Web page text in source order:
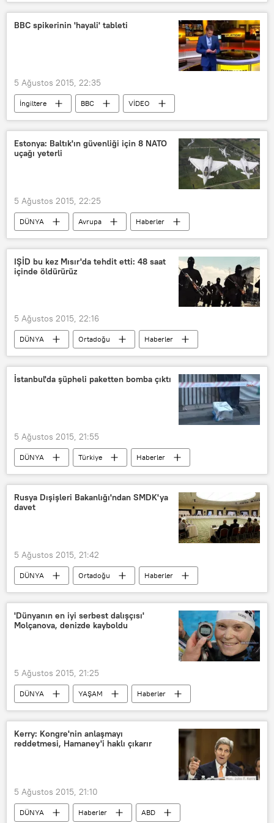
POLİTİKA
Seçim sonrası Türkiye
Ahmet Davutoğlu
Kemal Kılıçdaroğlu
BBC spikerinin 'hayali' tableti
5 Ağustos 2015, 22:35
İngiltere BBC VİDEO
Estonya: Baltık'ın güvenliği için 8 NATO
uçağı yeterli
5 Ağustos 2015, 22:25
DÜNYA Avrupa
Haberler
Baltık ülkeleri
Estonya
Carmen Romero
NATO
IŞİD bu kez Mısır'da tehdit etti: 48 saat
içinde öldürürüz
5 Ağustos 2015, 22:16
DÜNYA Ortadoğu
Haberler
Irak ve Suriye'de IŞİD'le mücadele
Mısır
IŞİD
İstanbul'da şüpheli paketten bomba çıktı
5 Ağustos 2015, 21:55
DÜNYA Türkiye
Haberler
İstanbul
Okmeydanı Bomba
Rusya Dışişleri Bakanlığı'ndan SMDK'ya
davet
5 Ağustos 2015, 21:42
DÜNYA Ortadoğu
Haberler
Rusya
Suriye
'Dünyanın en iyi serbest dalışçısı'
Molçanova, denizde kayboldu
5 Ağustos 2015, 21:25
DÜNYA YAŞAM
Haberler
Rusya
Kerry: Kongre'nin anlaşmayı
reddetmesi, Hamaney'i haklı çıkarır
5 Ağustos 2015, 21:10
DÜNYA Haberler ABD